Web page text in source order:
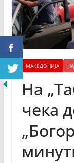
МАКЕДОНИЈА
На
чека